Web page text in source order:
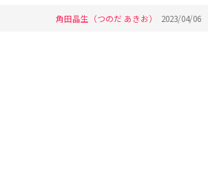
角田晶生（つのだ あきお） 2023/04/06